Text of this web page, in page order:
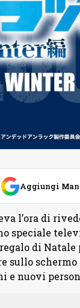
Aggiungi
l’ora di
speciale
di
sullo
e nuovi